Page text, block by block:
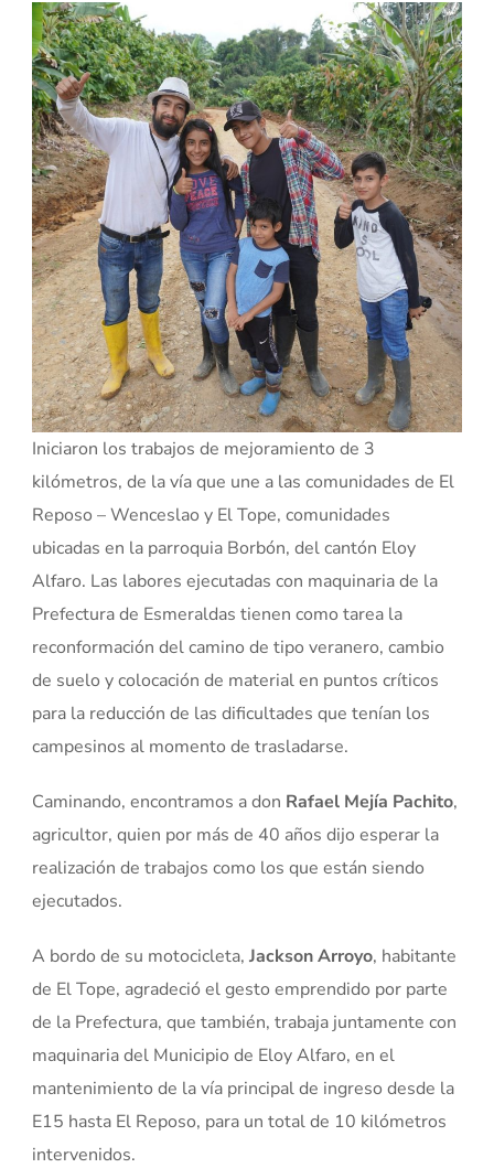
Iniciaron los trabajos de mejoramiento de 3
kilómetros, de la vía que une a las comunidades de El
Reposo – Wenceslao y El Tope, comunidades
ubicadas en la parroquia Borbón, del cantón Eloy
Alfaro. Las labores ejecutadas con maquinaria de la
Prefectura de Esmeraldas tienen como tarea la
reconformación del camino de tipo veranero, cambio
de suelo y colocación de material en puntos críticos
para la reducción de las dificultades que tenían los
campesinos al momento de trasladarse.
Caminando, encontramos a don Rafael Mejía Pachito,
agricultor, quien por más de 40 años dijo esperar la
realización de trabajos como los que están siendo
ejecutados.
A bordo de su motocicleta,Jackson Arroyo, habitante
de El Tope, agradeció el gesto emprendido por parte
de la Prefectura, que también, trabaja juntamente con
maquinaria del Municipio de Eloy Alfaro, en el
mantenimiento de la vía principal de ingreso desde la
E15 hasta El Reposo, para un total de 10 kilómetros
intervenidos.